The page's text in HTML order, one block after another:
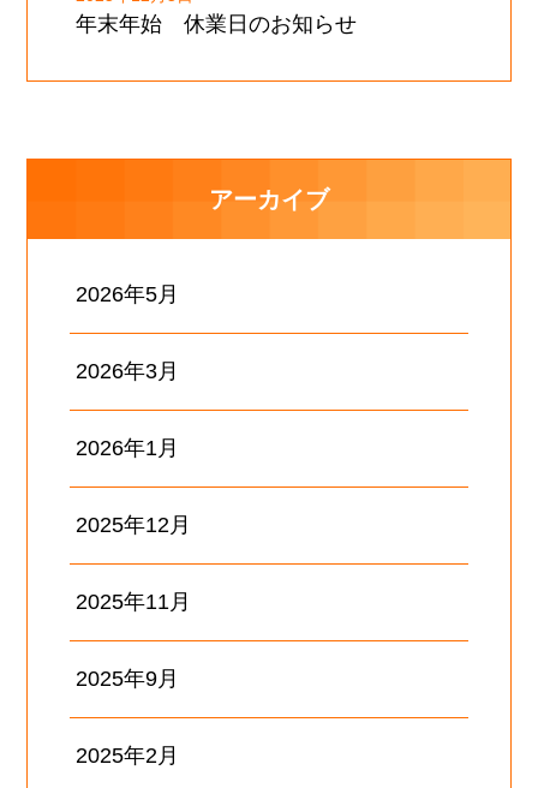
年末年始 休業日のお知らせ
アーカイブ
2026年5月
2026年3月
2026年1月
2025年12月
2025年11月
2025年9月
2025年2月